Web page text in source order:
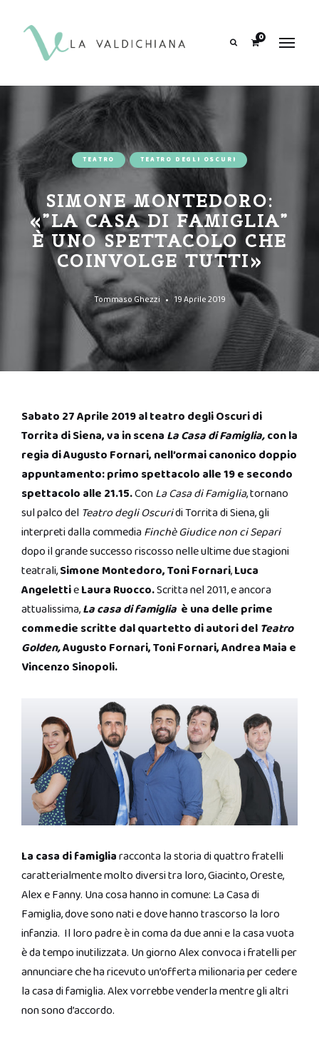
0
TEATRO TEATRO DEGLI OSCURI
SIMONE MONTEDORO:
«”LA CASA DI FAMIGLIA”
È UNO SPETTACOLO CHE
COINVOLGE TUTTI»
Tommaso Ghezzi 19 Aprile 2019
Sabato 27 Aprile 2019 al teatro degli Oscuri di
Torrita di Siena, va in scena La Casa di Famiglia,con la
regia di Augusto Fornari, nell’ormai canonico doppio
appuntamento: primo spettacolo alle 19 e secondo
spettacolo alle 21.15.ConLa Casa di Famiglia, tornano
sul palco del Teatro degli Oscuridi Torrita di Siena, gli
interpreti dalla commedia Finchè Giudice non ci Separi
dopo il grande successo riscosso nelle ultime due stagioni
teatrali,Simone Montedoro,Toni Fornari,Luca
AngelettieLaura Ruocco.Scritta nel 2011, e ancora
attualissima,La casa di famiglia è una delle prime
commedie scritte dal quartetto di autori del Teatro
Golden,Augusto Fornari, Toni Fornari, Andrea Maia e
Vincenzo Sinopoli.
La casa di famigliaracconta la storia di quattro fratelli
caratterialmente molto diversi tra loro, Giacinto, Oreste,
Alex e Fanny. Una cosa hanno in comune: La Casa di
Famiglia, dove sono nati e dove hanno trascorso la loro
infanzia. Il loro padre è in coma da due anni e la casa vuota
è da tempo inutilizzata. Un giorno Alex convoca i fratelli per
annunciare che ha ricevuto un’offerta milionaria per cedere
la casa di famiglia. Alex vorrebbe venderla mentre gli altri
non sono d’accordo.